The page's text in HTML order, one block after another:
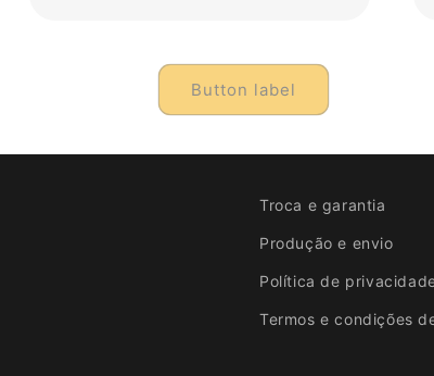
Button label
Troca e garantia
Produção e envio
Política de
Termos e condições